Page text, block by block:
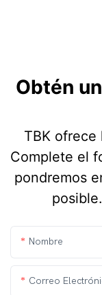
Obtén
TBK ofrece
Complete el
pondremos
Nombre
Correo